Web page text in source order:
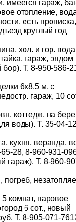
имеется гараж,
отопление,
есть
круглый год
хол. и гор.
гараж, рядом
Т. 8-950-586-
6х8,5 м, с
гараж, 10
коттедж, на
воды). Т. 35-04-
кухня, веранда,
65-28, 8-960-931-
гараж). Т. 8-960-
погреб,
комнат, паровое
6 сот., новый
Т. 8-905-071-